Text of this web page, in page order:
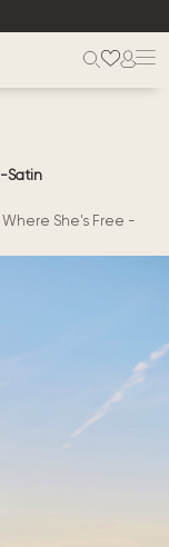
Satin
Where She's Free -